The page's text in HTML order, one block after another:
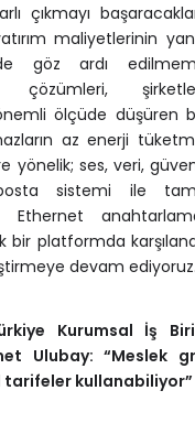
çıkmayı
maliyetlerinin
göz ardı
çözümleri,
ölçüde düşüren
az enerji
yönelik; ses, veri,
sistemi ile
Ethernet
bir platformda
devam ediyoruz.
Kurumsal İş
Ulubay:“Meslek
tarifeler kullanabiliyor”